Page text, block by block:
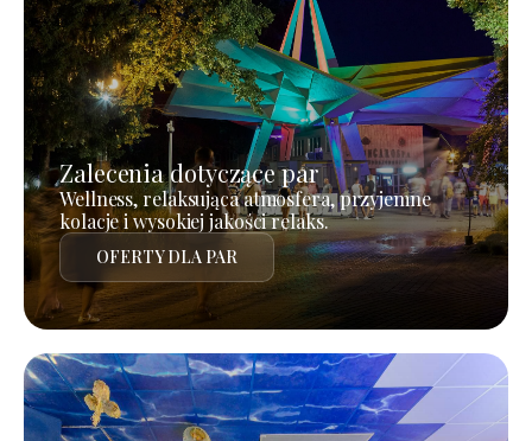
Zalecenia dotyczące par
Wellness, relaksująca atmosfera, przyjemne
kolacje i wysokiej jakości relaks.
OFERTY DLA PAR